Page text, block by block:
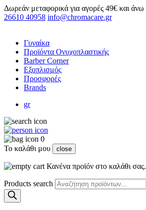
Δωρεάν μεταφορικά για αγορές 49€ και άνω
26610 40958 info@chromacare.gr
Γυναίκα
Προϊόντα Ονυχοπλαστικής
Barber Corner
Εξοπλισμός
Προσφορές
Brands
gr
0
Το καλάθι μου
close
Κανένα προϊόν στο καλάθι σας.
Products search